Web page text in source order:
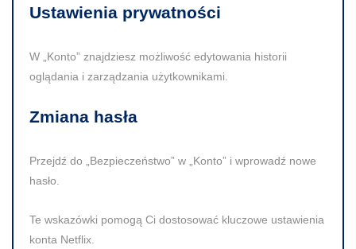
Ustawienia prywatności
W „Konto” znajdziesz możliwość edytowania historii
oglądania i zarządzania użytkownikami.
Zmiana hasła
Przejdź do „Bezpieczeństwo” w „Konto” i wprowadź nowe
hasło.
Te wskazówki pomogą Ci dostosować kluczowe ustawienia
konta Netflix.